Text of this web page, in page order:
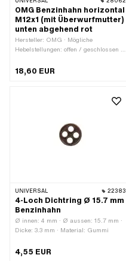
OMG Benzinhahn horizontal
M12x1 (mit Überwurfmutter)
unten abgehend rot
Hersteller: OMG · Mögliche
Hebelstellungen: offen / geschlossen /
Filterart: Kunststoffnetz · Ø
Benzinschlauchanschluss: 6 mm ·
horizontal · Auslassrichtung: unten ·
Gewindeart: MF12x1 (Feingewinde) ·
Höhe Reservestand: 95 mm
18,60 EUR
UNIVERSAL 22383
4-Loch Dichtring Ø 15.7 mm
Benzinhahn
Ø innen: 4 mm · Ø aussen: 15.7 mm ·
Dicke: 3.3 mm · Material: Gummi
4,55 EUR